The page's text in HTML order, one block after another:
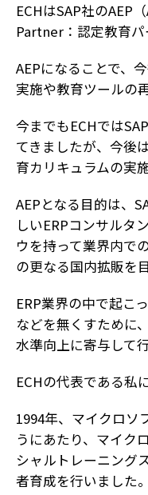
ECHはSAP社のAEP
Partner：認定教育パ
AEPになることで、
実施や教育ツールの
今までもECHでは
てきましたが、今後
育カリキュラムの実
AEPとなる目的は、
しいERPコンサルタ
ウを持って業界内で
の更なる国内拡販を
ERP業界の中で起こ
などを無くすために
水準向上に寄与して行
ECHの代表である私
1994年、マイクロソ
うにあたり、マイク
シャルトレーニング
者育成を行いました。